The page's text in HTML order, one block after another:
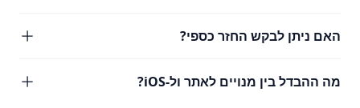
האם ניתן לבקש החזר כספי?
מה ההבדל בין מנויים לאתר ול-iOS?